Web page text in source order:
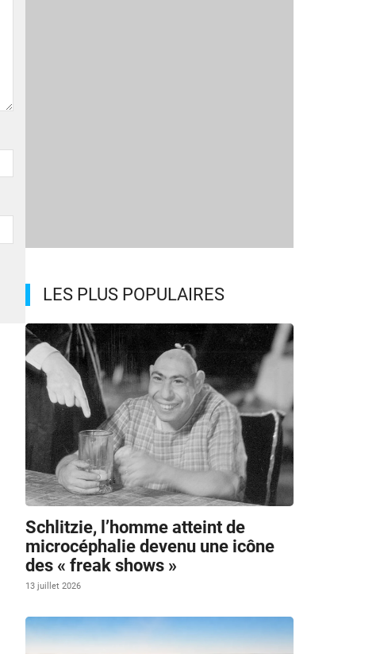
LES PLUS POPULAIRES
Schlitzie, l’homme atteint de
microcéphalie devenu une icône
des « freak shows »
13 juillet 2026